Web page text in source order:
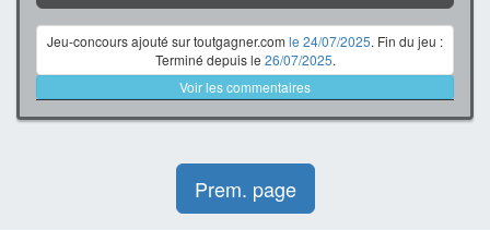
Jeu-concours ajouté sur toutgagner.com le 24/07/2025. Fin du jeu :
Terminé depuis le 26/07/2025.
Voir les commentaires
Prem. page